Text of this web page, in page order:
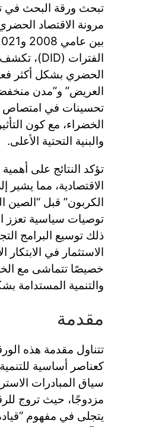
الحضري بشكل أكثر
العريض” و”مدن
تحسينات في امتصاص
الخضراء، مع كون
والبنية التحتية الأعلى.
تؤكد النتائج على
الاقتصادية، مما
الكربون” قبل “الصين
توصيات سياسية تعزز
ذلك توسيع البرامج
الاستثمار في
خصيصًا تتماشى مع
والتنمية المستدامة
مقدمة
تتناول مقدمة هذه
كعناصر أساسية
سياق المبادرات
مزدوجًا، حيث تروج
يتجلى في مفهوم